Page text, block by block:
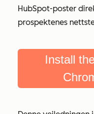
HubSpot-poster
prospektenes
Install